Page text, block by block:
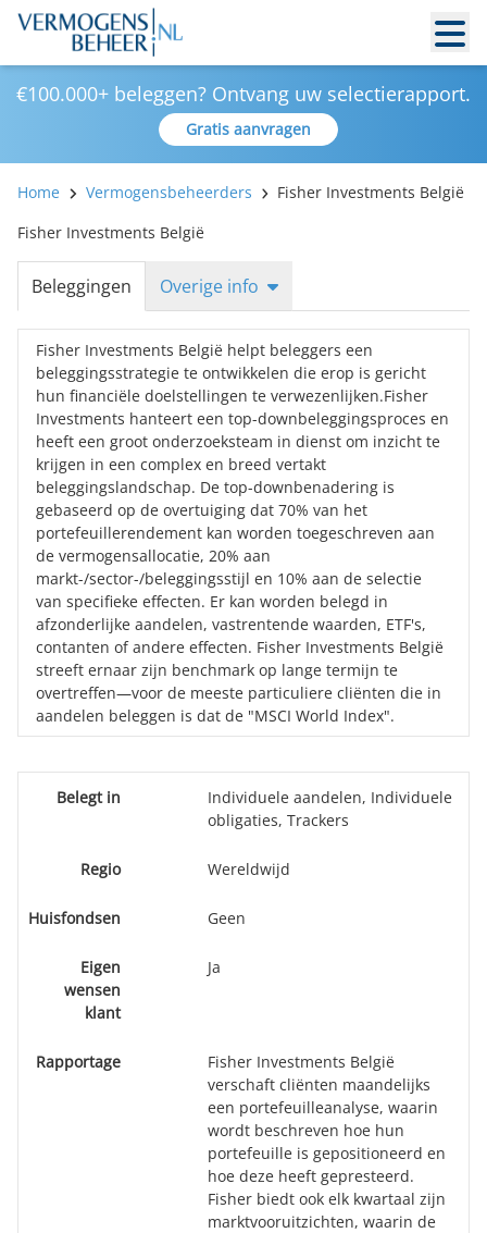
€100.000+ beleggen? Ontvang uw selectierapport.
Gratis aanvragen
Home Vermogensbeheerders
Fisher Investments België
Fisher Investments België
Beleggingen Overige info
Fisher Investments België helpt beleggers een
beleggingsstrategie te ontwikkelen die erop is gericht
hun financiële doelstellingen te verwezenlijken.Fisher
Investments hanteert een top-downbeleggingsproces en
heeft een groot onderzoeksteam in dienst om inzicht te
krijgen in een complex en breed vertakt
beleggingslandschap. De top-downbenadering is
gebaseerd op de overtuiging dat 70% van het
portefeuillerendement kan worden toegeschreven aan
de vermogensallocatie, 20% aan
markt-/sector-/beleggingsstijl en 10% aan de selectie
van specifieke effecten. Er kan worden belegd in
afzonderlijke aandelen, vastrentende waarden, ETF's,
contanten of andere effecten. Fisher Investments België
streeft ernaar zijn benchmark op lange termijn te
overtreffen—voor de meeste particuliere cliënten die in
aandelen beleggen is dat de "MSCI World Index".
Belegt in
Individuele aandelen, Individuele
obligaties, Trackers
Regio Wereldwijd
Huisfondsen Geen
Eigen
wensen
klant
Ja
Rapportage
Fisher Investments België
verschaft cliënten maandelijks
een portefeuilleanalyse, waarin
wordt beschreven hoe hun
portefeuille is gepositioneerd en
hoe deze heeft gepresteerd.
Fisher biedt ook elk kwartaal zijn
marktvooruitzichten, waarin de